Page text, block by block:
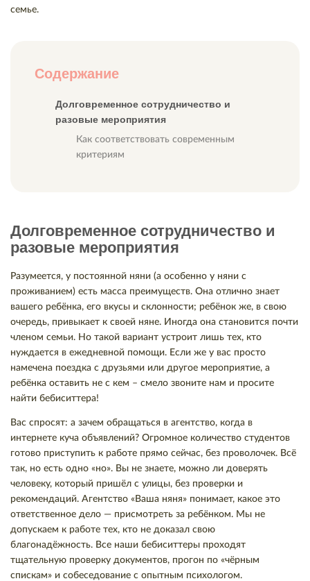
семье.
Содержание
Долговременное сотрудничество и
разовые мероприятия
Как соответствовать современным
критериям
Долговременное сотрудничество и
разовые мероприятия
Разумеется, у постоянной няни (а особенно у няни с
проживанием) есть масса преимуществ. Она отлично знает
вашего ребёнка, его вкусы и склонности; ребёнок же, в свою
очередь, привыкает к своей няне. Иногда она становится почти
членом семьи. Но такой вариант устроит лишь тех, кто
нуждается в ежедневной помощи. Если же у вас просто
намечена поездка с друзьями или другое мероприятие, а
ребёнка оставить не с кем – смело звоните нам и просите
найти бебиситтера!
Вас спросят: а зачем обращаться в агентство, когда в
интернете куча объявлений? Огромное количество студентов
готово приступить к работе прямо сейчас, без проволочек. Всё
так, но есть одно «но». Вы не знаете, можно ли доверять
человеку, который пришёл с улицы, без проверки и
рекомендаций. Агентство «Ваша няня» понимает, какое это
ответственное дело — присмотреть за ребёнком. Мы не
допускаем к работе тех, кто не доказал свою
благонадёжность. Все наши бебиситтеры проходят
тщательную проверку документов, прогон по «чёрным
спискам» и собеседование с опытным психологом.